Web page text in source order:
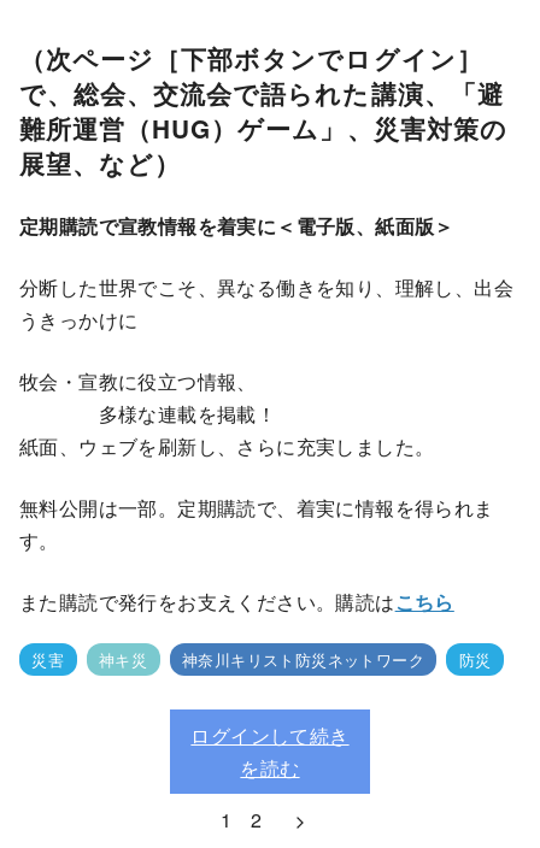
（次ページ［下部ボタンでログイン］
で、総会、交流会で語られた講演、「避
難所運営（HUG）ゲーム」、災害対策の
展望、など）
定期購読で宣教情報を着実に＜電子版、紙面版＞
分断した世界でこそ、異なる働きを知り、理解し、出会
うきっかけに
牧会・宣教に役立つ情報、
多様な連載を掲載！
紙面、ウェブを刷新し、さらに充実しました。
無料公開は一部。定期購読で、着実に情報を得られま
す。
また購読で発行をお支えください。購読はこちら
災害 神キ災 神奈川キリスト防災ネットワーク 防災
ログインして続き
を読む
1
2